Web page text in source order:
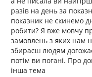
разів на день за
показник не скинемо
робити? Я вже мовчу
замовлень з яких нам
збираєш людям
потім ви погані. Про
інша тема